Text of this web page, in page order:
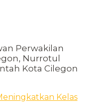
Perwakilan
Nurrotul
Kota Cilegon